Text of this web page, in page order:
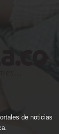
de noticias